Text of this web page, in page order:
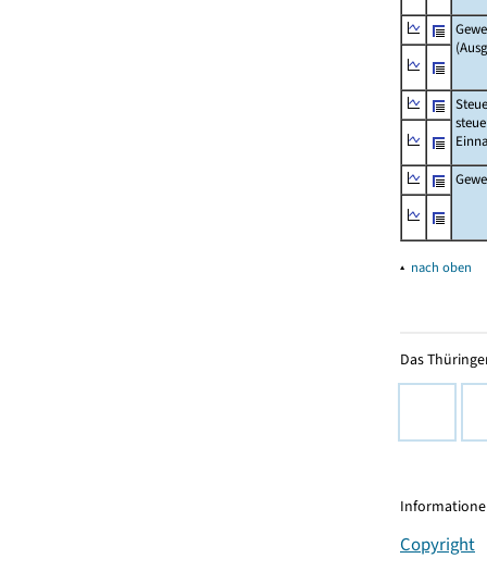
▴ nach oben
Das
Copyright